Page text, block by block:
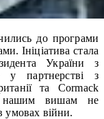
до програми
Ініціатива стала
України з
у партнерстві з
та Cormack
нашим вишам не
умовах війни.